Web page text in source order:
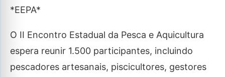
*EEPA*
O II Encontro Estadual da Pesca e Aquicultura
espera reunir 1.500 participantes, incluindo
pescadores artesanais, piscicultores, gestores